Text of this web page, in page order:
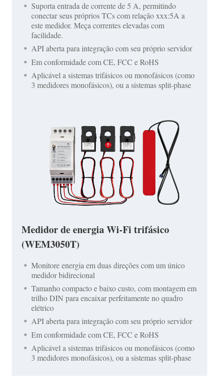
Suporta entrada de corrente de 5 A, permitindo
conectar seus próprios TCs com relação xxx:5A a
este medidor. Meça correntes elevadas com
facilidade.
API aberta para integração com seu próprio servidor
Em conformidade com CE, FCC e RoHS
Aplicável a sistemas trifásicos ou monofásicos (como
3 medidores monofásicos), ou a sistemas split-phase
Medidor de energia Wi-Fi trifásico
(WEM3050T)
Monitore energia em duas direções com um único
medidor bidirecional
Tamanho compacto e baixo custo, com montagem em
trilho DIN para encaixar perfeitamente no quadro
elétrico
API aberta para integração com seu próprio servidor
Em conformidade com CE, FCC e RoHS
Aplicável a sistemas trifásicos ou monofásicos (como
3 medidores monofásicos), ou a sistemas split-phase